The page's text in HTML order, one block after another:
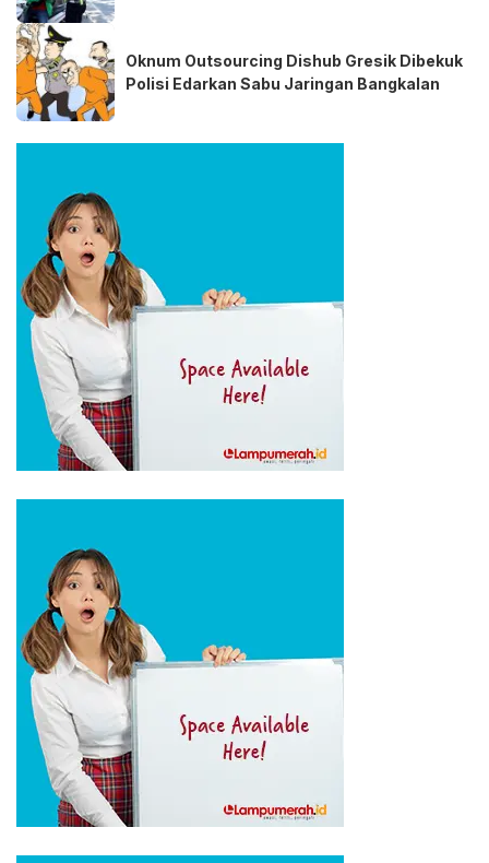
Oknum Outsourcing Dishub Gresik Dibekuk
Polisi Edarkan Sabu Jaringan Bangkalan